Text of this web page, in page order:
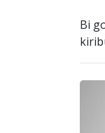
Bi